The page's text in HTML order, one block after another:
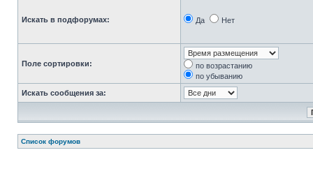
Искать в подфорумах: Да Нет
Поле сортировки:
по возрастанию
по убыванию
Искать сообщения за:
Список форумов